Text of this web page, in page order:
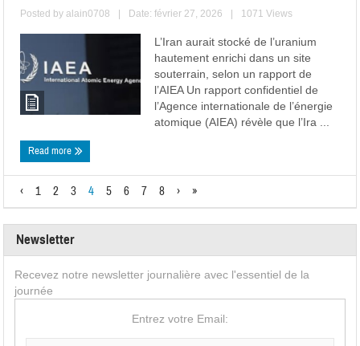
Posted byalain0708 Date: février 27, 2026 1071 Views
L’Iran aurait stocké de l’uranium
hautement enrichi dans un site
souterrain, selon un rapport de
l’AIEA Un rapport confidentiel de
l’Agence internationale de l’énergie
atomique (AIEA) révèle que l’Ira ...
Read more
‹ 1 2 3 4 5 6 7 8 › »
Newsletter
Recevez notre newsletter journalière avec l'essentiel de la
journée
Entrez votre Email: